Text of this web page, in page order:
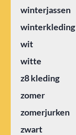
winterjassen
winterkleding
wit
witte
z8 kleding
zomer
zomerjurken
zwart